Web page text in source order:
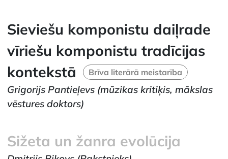
Sieviešu komponistu daiļrade
vīriešu komponistu tradīcijas
kontekstā
Brīva literārā meistarība
Grigorijs Pantieļevs (mūzikas kritiķis, mākslas
vēstures doktors)
Sižeta un žanra evolūcija